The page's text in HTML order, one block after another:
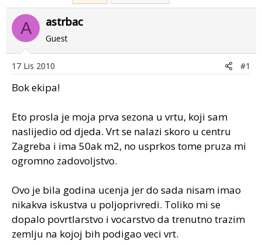
u
p
o
r
e
n
o
u
m
o
o
s
t
a
A astrbac
Guest
17 Lis 2010 #1
Bok ekipa!
Eto prosla je moja prva sezona u vrtu, koji sam
naslijedio od djeda. Vrt se nalazi skoro u centru
Zagreba i ima 50ak m2, no usprkos tome pruza mi
ogromno zadovoljstvo.
Ovo je bila godina ucenja jer do sada nisam imao
nikakva iskustva u poljoprivredi. Toliko mi se
dopalo povrtlarstvo i vocarstvo da trenutno trazim
zemlju na kojoj bih podigao veci vrt.